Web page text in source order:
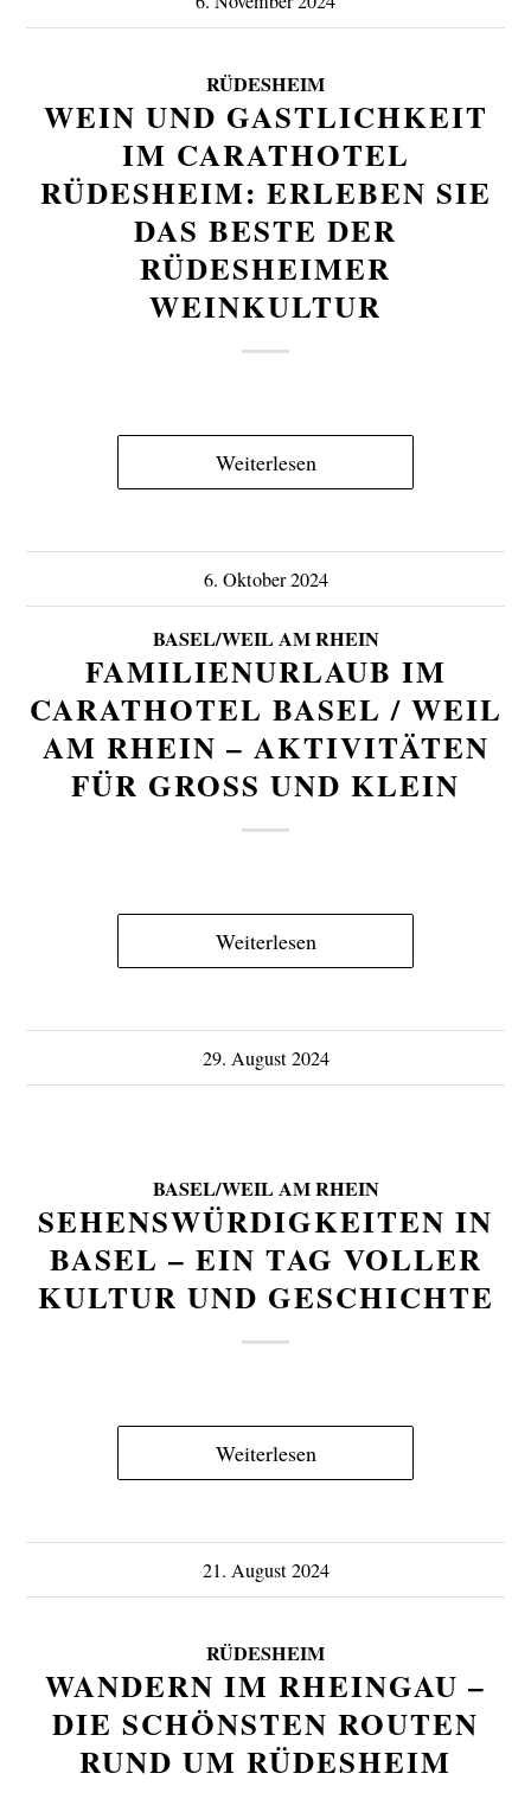
RÜDESHEIM
WEIN UND GASTLICHKEIT
IM CARATHOTEL
RÜDESHEIM: ERLEBEN SIE
DAS BESTE DER
RÜDESHEIMER
WEINKULTUR
Weiterlesen
6. Oktober 2024
BASEL/WEIL AM RHEIN
FAMILIENURLAUB IM
CARATHOTEL BASEL / WEIL
AM RHEIN – AKTIVITÄTEN
FÜR GROSS UND KLEIN
Weiterlesen
29. August 2024
BASEL/WEIL AM RHEIN
SEHENSWÜRDIGKEITEN IN
BASEL – EIN TAG VOLLER
KULTUR UND GESCHICHTE
Weiterlesen
21. August 2024
RÜDESHEIM
WANDERN IM RHEINGAU –
DIE SCHÖNSTEN ROUTEN
RUND UM RÜDESHEIM